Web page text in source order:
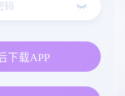
下载APP